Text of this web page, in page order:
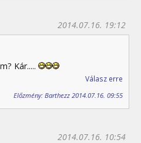
2014.07.16. 19:12
Kár.....
Válasz erre
Előzmény: Barthezz 2014.07.16. 09:55
2014.07.16. 10:54